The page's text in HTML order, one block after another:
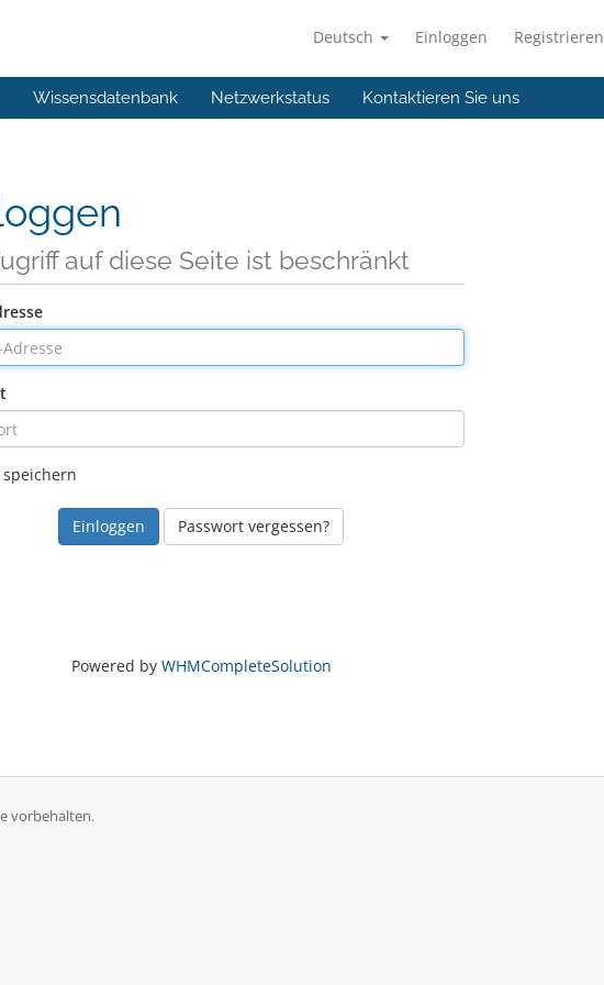
Deutsch Einloggen Registrieren
Wissensdatenbank Netzwerkstatus Kontaktieren Sie uns
auf diese Seite ist beschränkt
speichern
Passwort vergessen?
Powered by WHMCompleteSolution
vorbehalten.